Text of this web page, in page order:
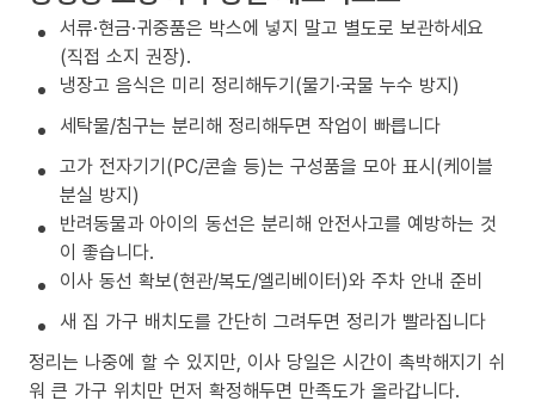
서류·현금·귀중품은 박스에 넣지 말고 별도로 보관하세요
(직접 소지 권장).
냉장고 음식은 미리 정리해두기(물기·국물 누수 방지)
세탁물/침구는 분리해 정리해두면 작업이 빠릅니다
고가 전자기기(PC/콘솔 등)는 구성품을 모아 표시(케이블
분실 방지)
반려동물과 아이의 동선은 분리해 안전사고를 예방하는 것
이 좋습니다.
이사 동선 확보(현관/복도/엘리베이터)와 주차 안내 준비
새 집 가구 배치도를 간단히 그려두면 정리가 빨라집니다
정리는 나중에 할 수 있지만, 이사 당일은 시간이 촉박해지기 쉬
워 큰 가구 위치만 먼저 확정해두면 만족도가 올라갑니다.